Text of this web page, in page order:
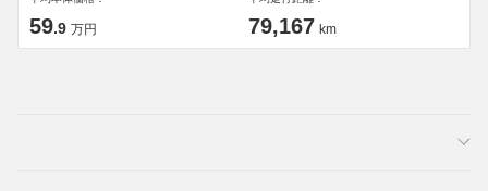
59.9 万円 79,167 km